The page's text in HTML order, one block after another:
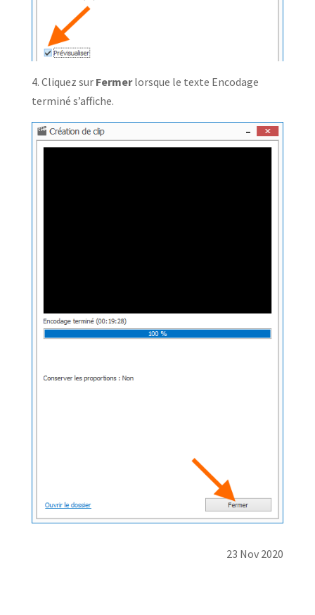
4. Cliquez sur Fermerlorsque le texte Encodage
terminé s’affiche.
23 Nov 2020